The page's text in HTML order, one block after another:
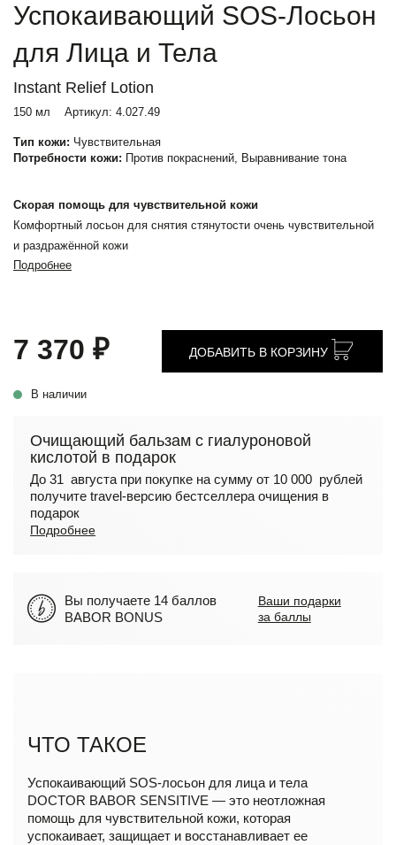
Успокаивающий SOS-Лосьон
для Лица и Тела
Instant Relief Lotion
150 мл Артикул: 4.027.49
Тип кожи: Чувствительная
Потребности кожи: Против покраснений, Выравнивание тона
Скорая помощь для чувствительной кожи
Комфортный лосьон для снятия стянутости очень чувствительной
и раздражённой кожи
Подробнее
7 370 ₽
В наличии
ДОБАВИТЬ В КОРЗИНУ
Очищающий бальзам с гиалуроновой
кислотой в подарок
До 31 августа при покупке на сумму от 10 000 рублей
получите travel-версию бестселлера очищения в
подарок
Подробнее
Вы получаете 14 баллов
BABOR BONUS
Ваши подарки
за баллы
ЧТО ТАКОЕ
Успокаивающий SOS-лосьон для лица и тела
DOCTOR BABOR SENSITIVE — это неотложная
помощь для чувствительной кожи, которая
успокаивает, защищает и восстанавливает ее